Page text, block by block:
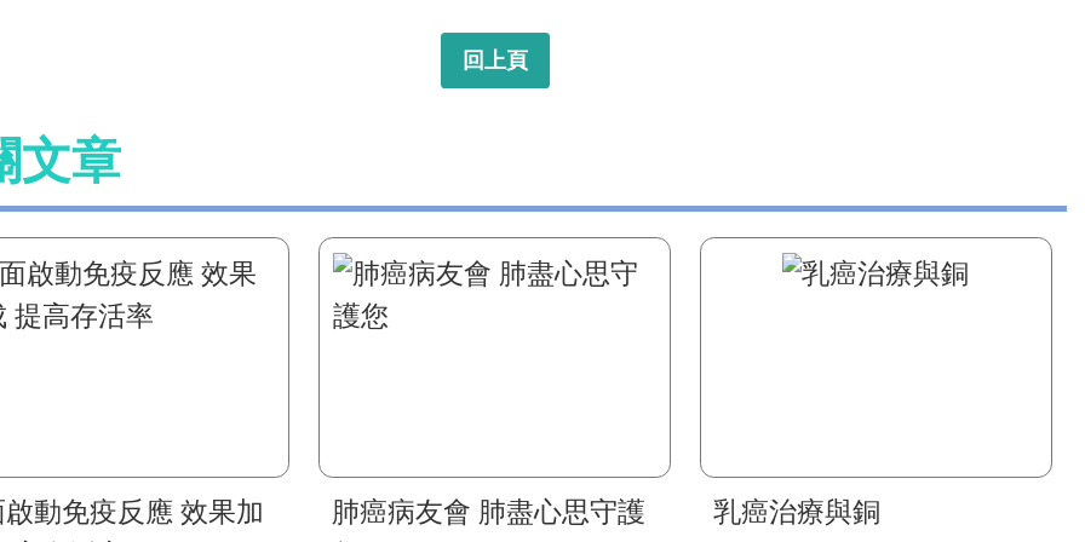
回上頁
文章
動免疫反應 效果加
肺癌病友會 肺盡心思守護
乳癌治療與銅